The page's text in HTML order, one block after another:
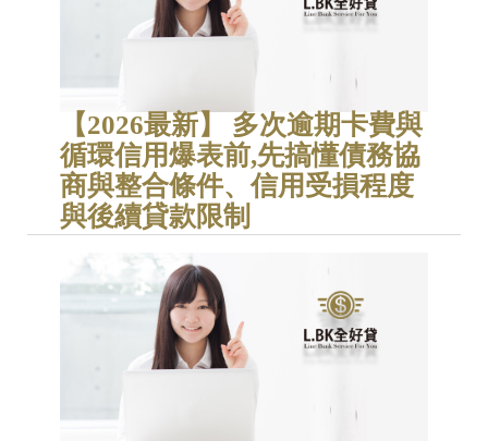
【2026最新】 多次逾期卡費與
循環信用爆表前,先搞懂債務協
商與整合條件、信用受損程度
與後續貸款限制